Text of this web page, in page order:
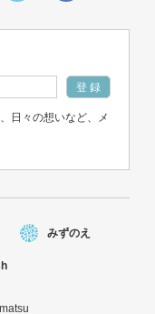
日々の想いなど、メ
みずのえ